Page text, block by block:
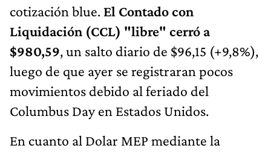
cotización blue. El Contado con
Liquidación (CCL) "libre" cerró a
$980,59, un salto diario de $96,15 (+9,8%),
luego de que ayer se registraran pocos
movimientos debido al feriado del
Columbus Day en Estados Unidos.
En cuanto al Dolar MEP mediante la